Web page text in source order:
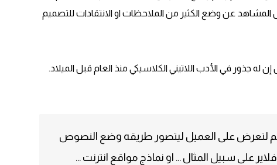
عن وضع الكثير من الملاحظات او الانتقادات للتصميم
له جذور في الأدب اللاتيني الكلاسيكي منذ العام قبل الميلاد.
لتعرض على العميل ليتصور طريقه وضع النصوص
على سبيل المثال … او نماذج مواقع انترنت …